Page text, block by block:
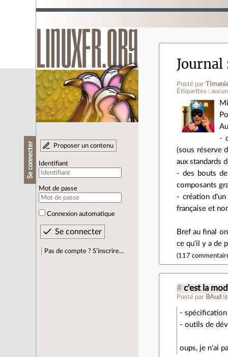
Se connecter Proposer un contenu
Identifiant
Mot de passe
Connexion automatique
Pas de compte ? S’inscrire…
Journal
Posté par
Étiquettes :
-
(sous réserve
aux standards
- des bouts
composants
- création d'un
française et
Bref au final
ce qu'il y a de
(117
# c'est la
Posté par BAud (
-
- outils de
oups, je n'ai